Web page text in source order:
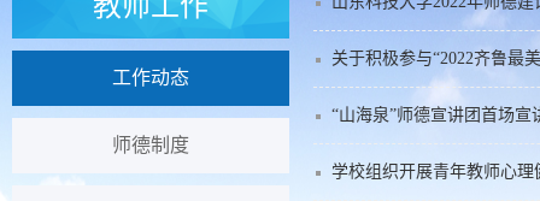
工作动态
师德制度
关于积极参与“2022齐鲁最
“山海泉”师德宣讲团首场宣
学校组织开展青年教师心